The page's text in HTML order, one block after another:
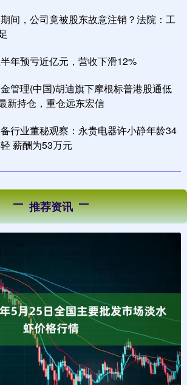
间，公司竟被股东故意注销？法院：工
年预亏近亿元，营收下滑12%
管理(中国)胡迪旗下摩根标普港股通低
新持仓，重仓远东宏信
行业董秘观察：永贵电器许小静年龄34
薪酬为53万元
推荐资讯